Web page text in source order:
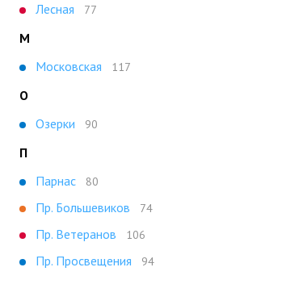
Лесная 77
М
Московская
117
О
Озерки
90
П
Парнас
80
Пр. Большевиков 74
Пр. Ветеранов 106
Пр. Просвещения 94